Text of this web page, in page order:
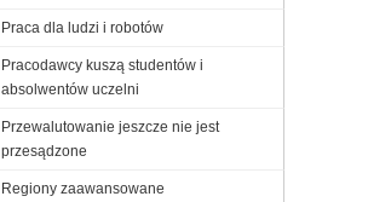
Praca dla ludzi i robotów
Pracodawcy kuszą studentów i
absolwentów uczelni
Przewalutowanie jeszcze nie jest
przesądzone
Regiony zaawansowane